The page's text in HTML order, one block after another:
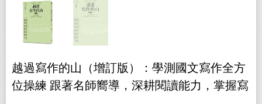
越過寫作的山（增訂版）：學測國文寫作全方
位操練 跟著名師嚮導，深耕閱讀能力，掌握寫